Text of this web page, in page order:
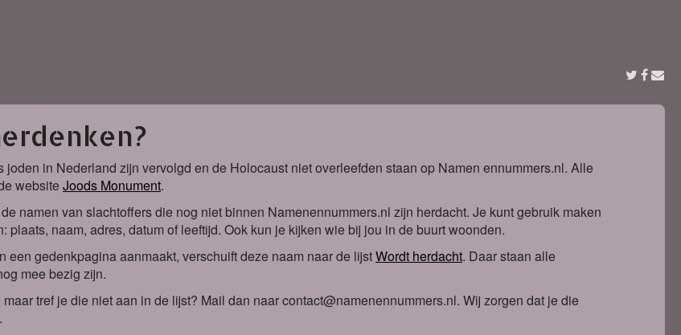
in Nederland zijn vervolgd en de Holocaust niet overleefden staan op Namen ennummers.nl. Alle
websiteJoods Monument.
namen van slachtoffers die nog niet binnen Namenennummers.nl zijn herdacht. Je kunt gebruik maken
plaats, naam, adres, datum of leeftijd. Ook kun je kijken wie bij jou in de buurt woonden.
een gedenkpagina aanmaakt, verschuift deze naam naar de lijstWordt herdacht. Daar staan alle
mee bezig zijn.
tref je die niet aan in de lijst? Mail dan naar contact@namenennummers.nl. Wij zorgen dat je die